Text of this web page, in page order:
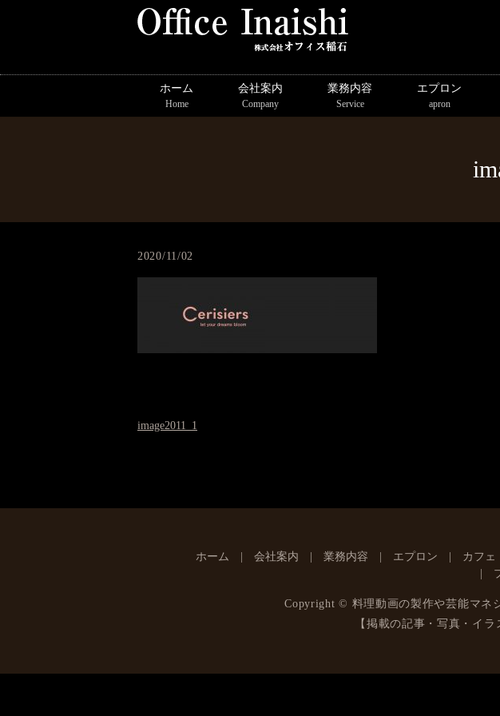
ホーム
Home
会社案内
Company
業務内容
Service
エプロン
apron
2020/11/02
image2011_1
ホーム 会社案内 業務内容 エプロン カフェ
Copyright © 料理動画の製作や芸能マネ
【掲載の記事・写真・イ